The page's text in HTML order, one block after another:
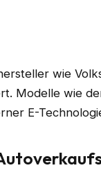
wie
Modelle wie
E-